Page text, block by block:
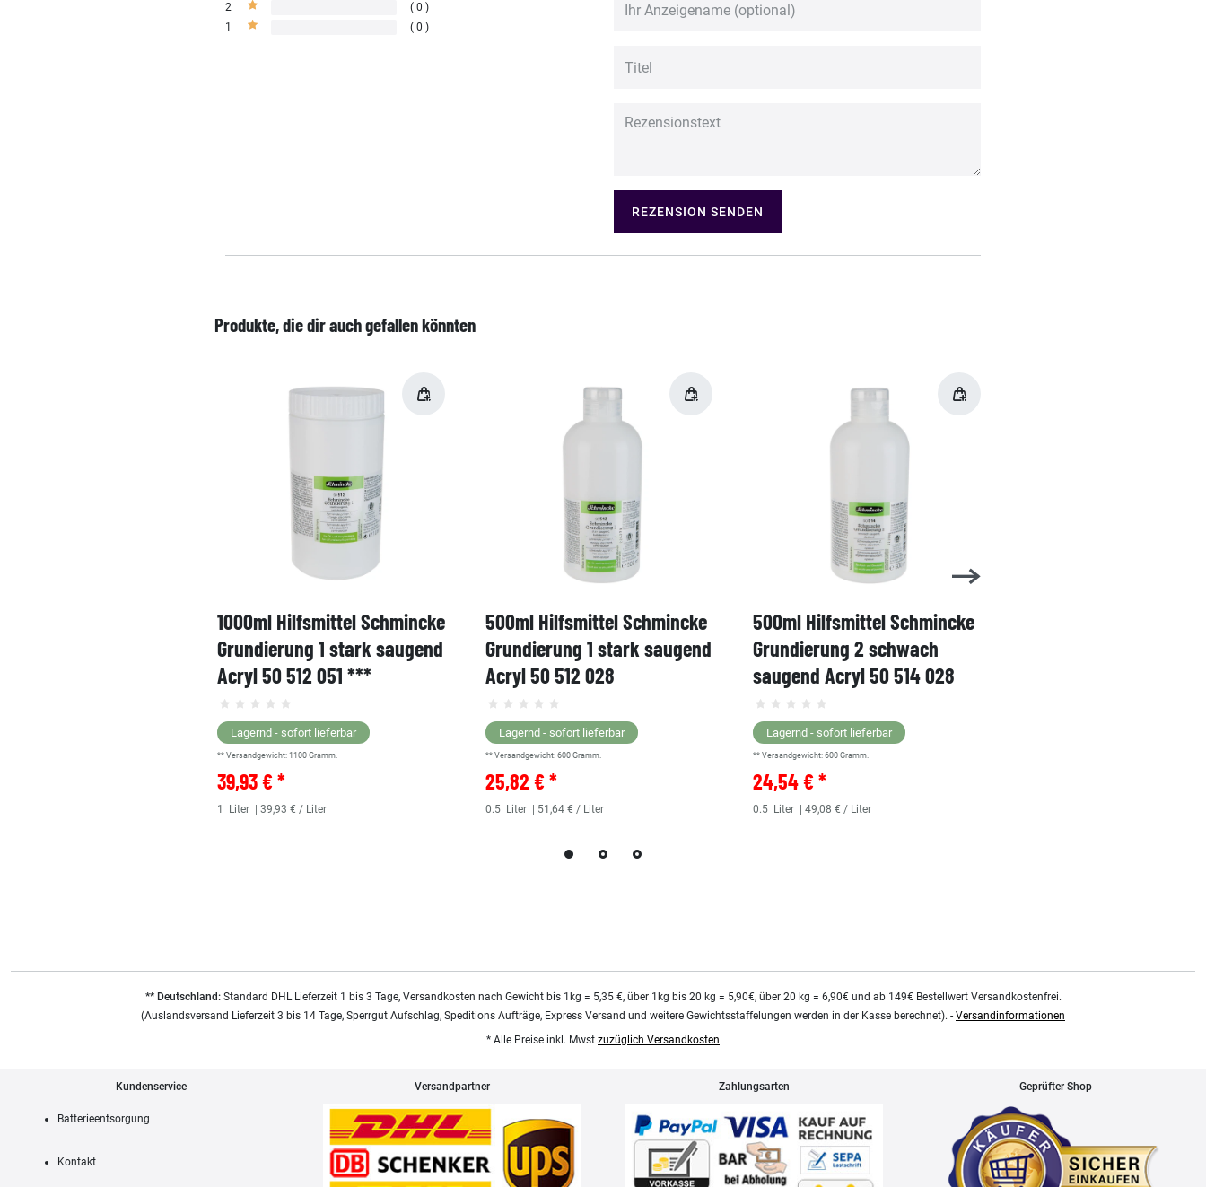
2
0
1
0
REZENSION SENDEN
Produkte, die dir auch gefallen könnten
1000ml Hilfsmittel Schmincke
Grundierung 1 stark saugend
Acryl 50 512 051 ***
Lagernd - sofort lieferbar
** Versandgewicht: 1100 Gramm.
39,93 € *
1 Liter | 39,93 € / Liter
500ml Hilfsmittel Schmincke
Grundierung 1 stark saugend
Acryl 50 512 028
Lagernd - sofort lieferbar
** Versandgewicht: 600 Gramm.
25,82 € *
0.5 Liter | 51,64 € / Liter
500ml Hilfsmittel Schmincke
Grundierung 2 schwach
saugend Acryl 50 514 028
Lagernd - sofort lieferbar
** Versandgewicht:600 Gramm.
24,54 € *
0.5 Liter | 49,08 € / Liter
** Deutschland:Standard DHL Lieferzeit 1 bis 3 Tage, Versandkosten nach Gewicht bis 1kg = 5,35 €, über 1kg bis 20 kg = 5,90€, über 20 kg = 6,90€ und ab 149€ Bestellwert Versandkostenfrei.
(Auslandsversand Lieferzeit 3 bis 14 Tage, Sperrgut Aufschlag, Speditions Aufträge, Express Versand und weitere Gewichtsstaffelungen werden in der Kasse berechnet). - Versandinformationen
* Alle Preise inkl. Mwst zuzüglich Versandkosten
Kundenservice
Batterieentsorgung
Kontakt
Versandpartner Zahlungsarten Geprüfter Shop